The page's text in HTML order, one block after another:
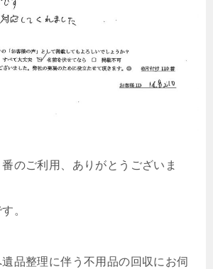
のご利用、ありがとうございま
。
品整理に伴う不用品の回収にお伺